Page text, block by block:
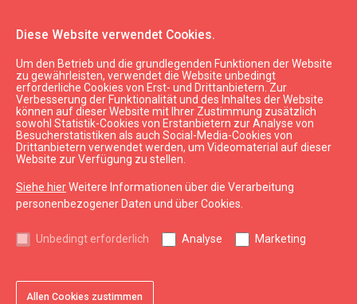
Diese Website verwendet Cookies.
Um den Betrieb und die grundlegenden Funktionen der Website
zu gewährleisten, verwendet die Website unbedingt
erforderliche Cookies von Erst- und Drittanbietern. Zur
Verbesserung der Funktionalität und des Inhaltes der Website
können auf dieser Website mit Ihrer Zustimmung zusätzlich
sowohl Statistik-Cookies von Erstanbietern zur Analyse von
Besucherstatistiken als auch Social-Media-Cookies von
Drittanbietern verwendet werden, um Videomaterial auf dieser
Website zur Verfügung zu stellen.
Siehe hierWeitere Informationen über die Verarbeitung
personenbezogener Daten und über Cookies.
Unbedingt erforderlich Analyse Marketing
Allen Cookies zustimmen
Sehen & Tun
Freizeitaktivitäten
Alle